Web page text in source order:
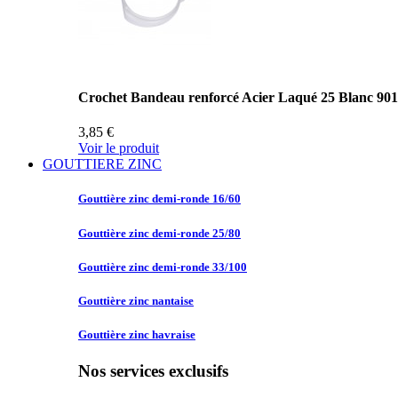
Crochet Bandeau renforcé Acier Laqué 25 Blanc
3,85 €
Voir le produit
GOUTTIERE ZINC
Gouttière zinc demi-ronde 16/60
Gouttière zinc demi-ronde 25/80
Gouttière zinc demi-ronde 33/100
Gouttière zinc nantaise
Gouttière zinc havraise
Nos services exclusifs